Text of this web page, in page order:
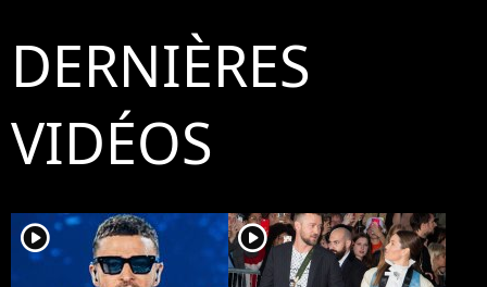
DERNIÈRES
VIDÉOS
player2 player2